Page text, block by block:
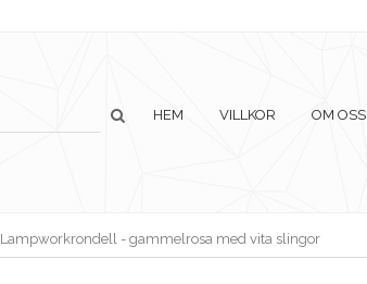
HEM VILLKOR OM OSS
Lampworkrondell - gammelrosa med vita slingor